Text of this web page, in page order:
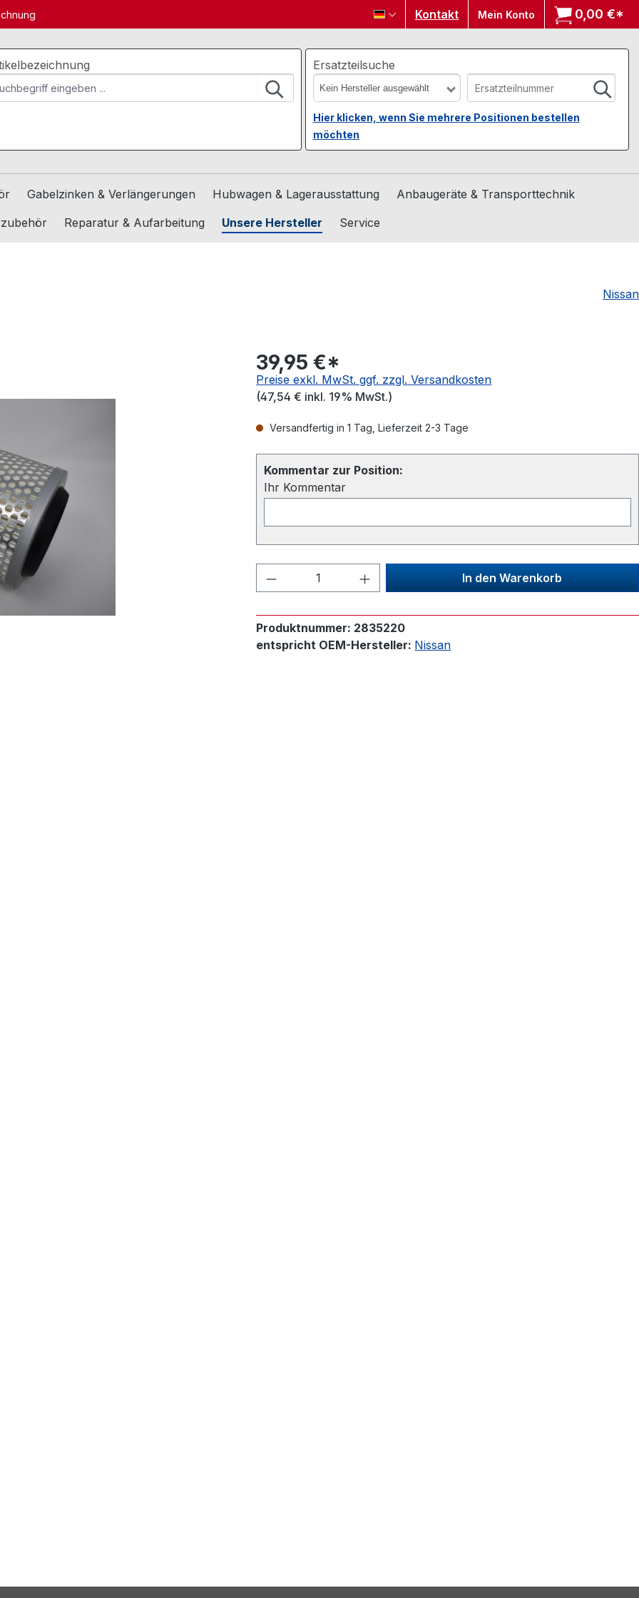
Kontakt Mein Konto 0,00 €*
Ersatzteilsuche
Kein Hersteller ausgewählt
Hier klicken, wenn Sie mehrere Positionen bestellen
möchten
Gabelzinken & Verlängerungen Hubwagen & Lagerausstattung
Anbaugeräte & Transporttechnik
Reparatur & Aufarbeitung Unsere Hersteller Service
Nissan
39,95 €*
Preise exkl. MwSt. ggf. zzgl. Versandkosten
(47,54 € inkl. 19% MwSt.)
Versandfertig in 1 Tag, Lieferzeit 2-3 Tage
Kommentar zur Position:
Ihr Kommentar
Produkt Anzahl: Gib den gewünschten Wert
In den Warenkorb
Produktnummer: 2835220
entspricht OEM-Hersteller: Nissan